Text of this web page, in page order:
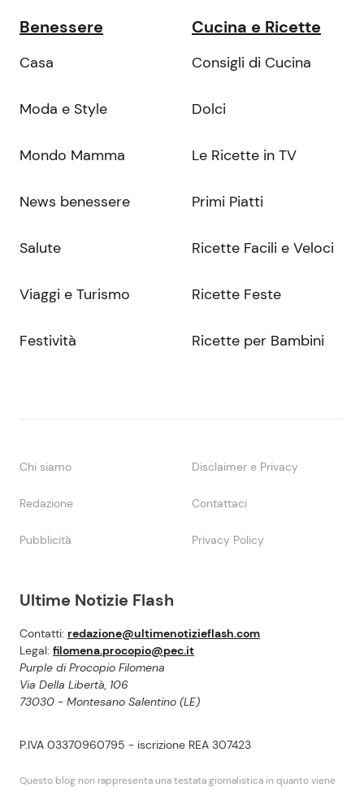
Ultime Notizie Flash
Contatti: redazione@ultimenotizieflash.com
Legal: filomena.procopio@pec.it
Purple di Procopio Filomena
Via Della Libertà, 106
73030 - Montesano Salentino (LE)
P.IVA 03370960795 - iscrizione REA 307423
Questo blog non rappresenta una testata giornalistica in quanto viene
Benessere
Casa
Moda e Style
Mondo Mamma
News benessere
Salute
Viaggi e Turismo
Festività
Cucina e Ricette
Consigli di Cucina
Dolci
Le Ricette in TV
Primi Piatti
Ricette Facili e Veloci
Ricette Feste
Ricette per Bambini
Chi siamo Disclaimer e Privacy
Redazione Contattaci
Pubblicità Privacy Policy